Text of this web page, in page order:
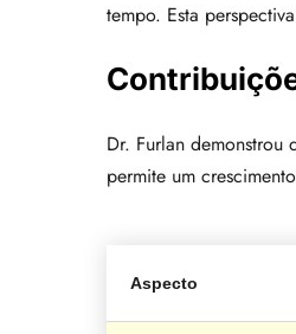
tempo. Esta
Dr. Furlan demonstrou
permite um
Aspecto